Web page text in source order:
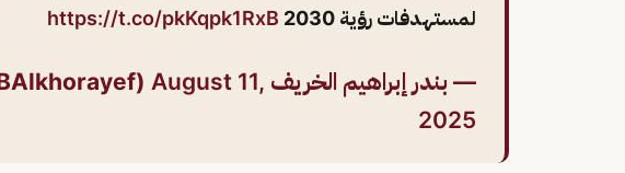
لمستهدفات رؤية 2030
https://t.co/pkKqpk1RxB
— بندر إبراهيم الخريف Bandar Alkhorayef (@BAlkhorayef) August 11,
2025